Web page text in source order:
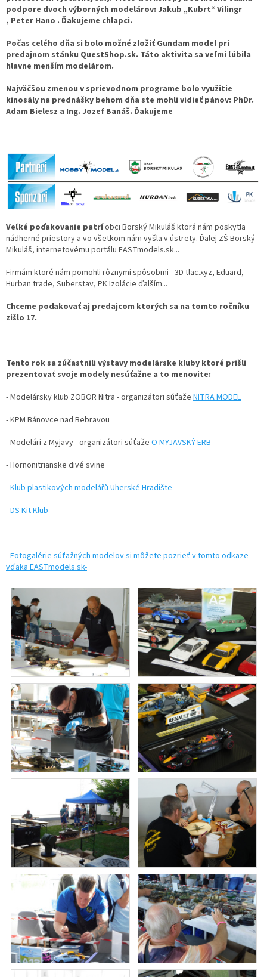
podpore dvoch výborných modelárov: Jakub „Kubrt“ Vilingr
, Peter Hano . Ďakujeme chlapci.
Počas celého dňa si bolo možné zložiť Gundam model pri
predajnom stánku QuestShop.sk. Táto aktivita sa veľmi ľúbila
hlavne menším modelárom.
Najväčšou zmenou v sprievodnom programe bolo využitie
kinosály na prednášky behom dňa ste mohli vidieť pánov: PhDr.
Adam Bielesz a Ing. Jozef Banáš. Ďakujeme
Veľké poďakovanie patríobci Borský Mikuláš ktorá nám poskytla
nádherné priestory a vo všetkom nám vyšla v ústrety. Ďalej ZŠ Borský
Mikuláš, internetovému portálu EASTmodels.sk...
Firmám ktoré nám pomohli rôznymi spôsobmi - 3D tlac.xyz, Eduard,
Hurban trade, Suberstav, PK Izolácie ďalším...
Chceme poďakovať aj predajcom ktorých sa na tomto ročníku
zišlo 17.
Tento rok sa zúčastnili výstavy modelárske kluby ktoré prišli
prezentovať svoje modely nesúťažne a to menovite:
- Modelársky klub ZOBOR Nitra - organizátori súťaže NITRA MODEL
- KPM Bánovce nad Bebravou
- Modelári z Myjavy - organizátori súťažeO MYJAVSKÝ ERB
- Hornonitrianske divé svine
- Klub plastikových modelářů Uherské Hradište
- DS Kit Klub
- Fotogalérie súťažných modelov si môžete pozrieť v tomto odkaze
vďaka EASTmodels.sk-